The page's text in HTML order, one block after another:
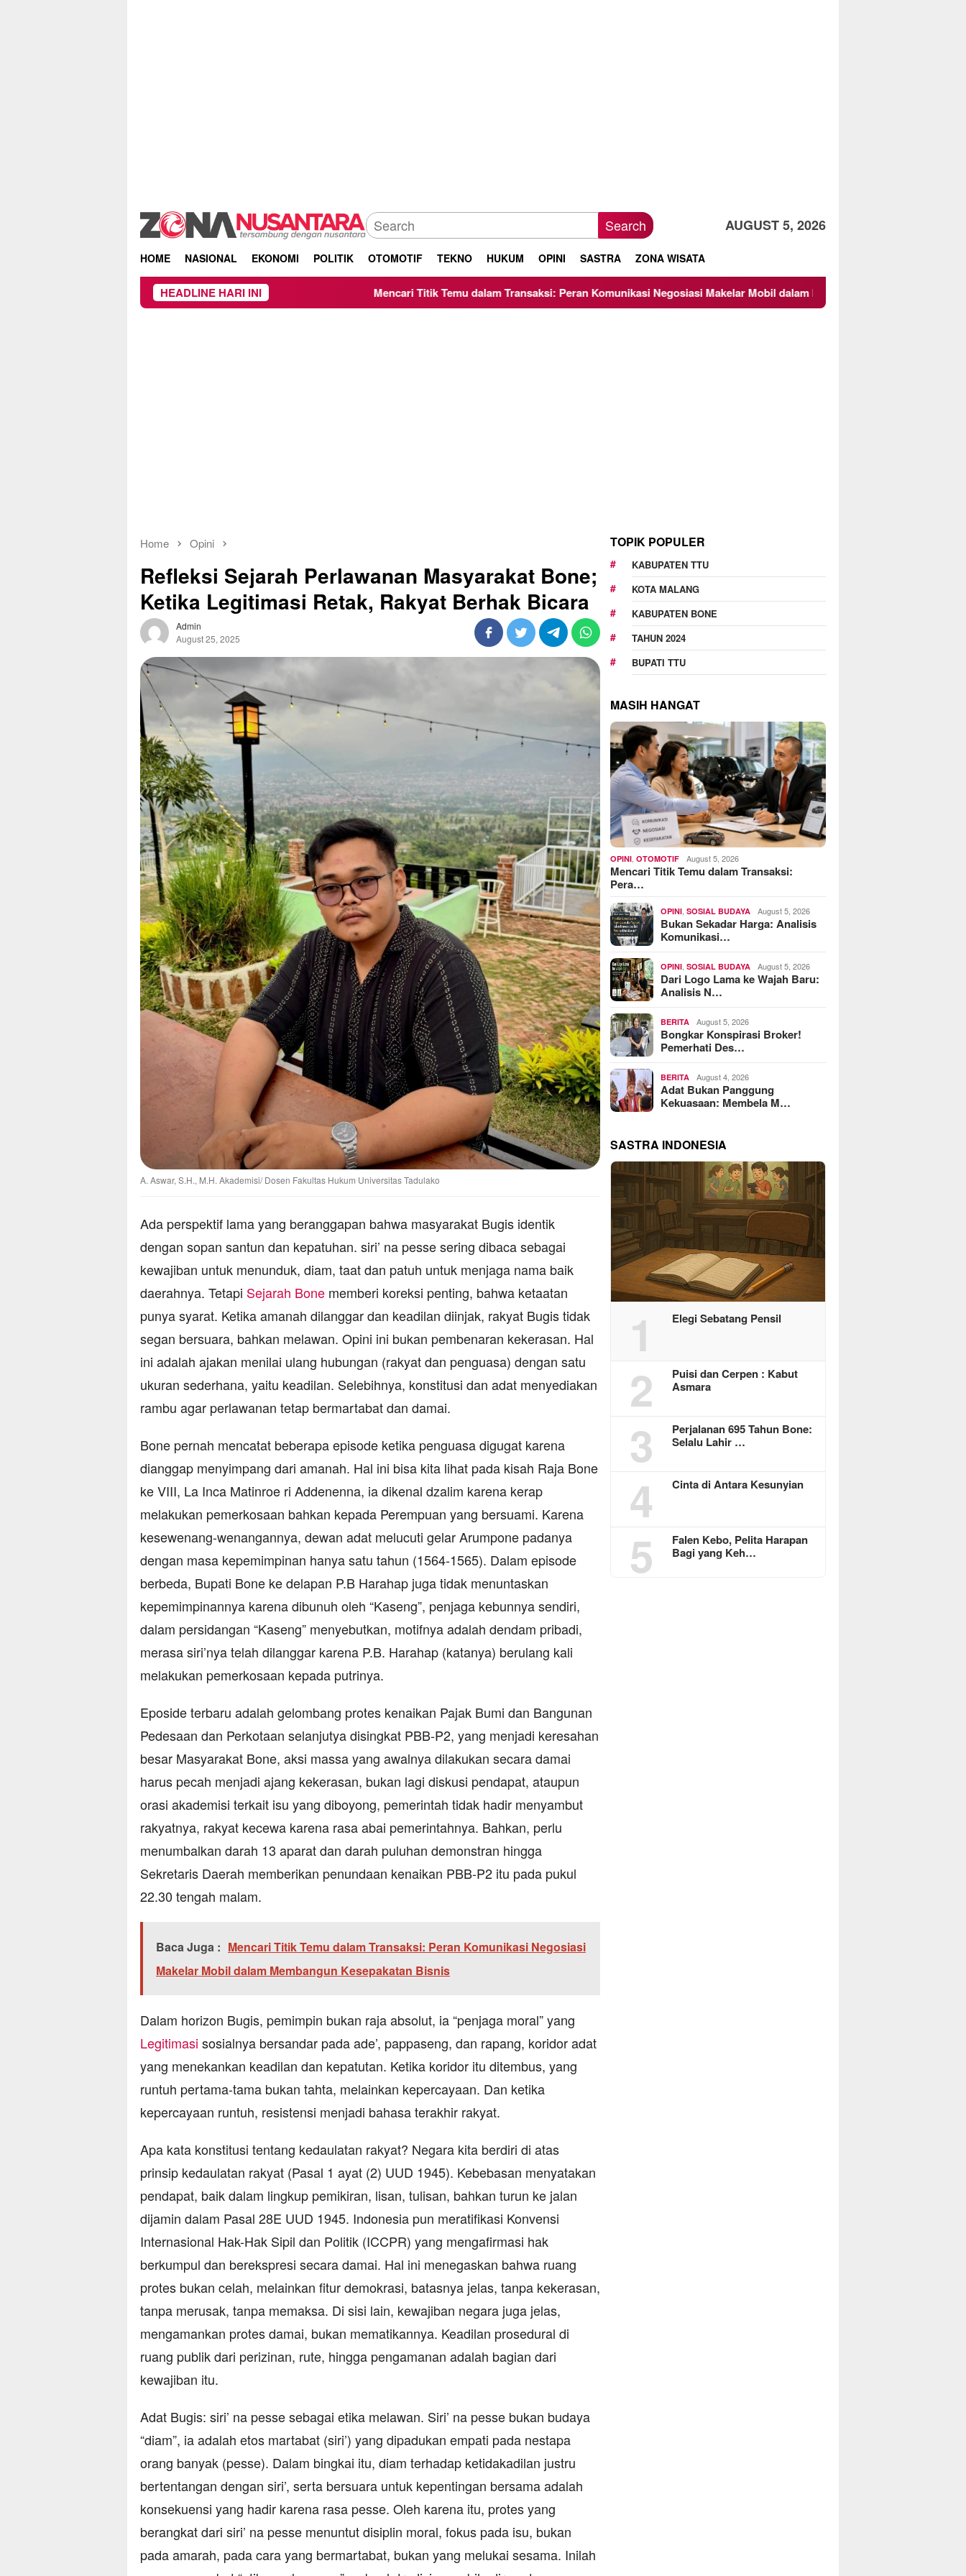
Search AUGUST 5, 2026
HOME NASIONAL EKONOMI POLITIK OTOMOTIF TEKNO HUKUM OPINI SASTRA ZONA WISATA
HEADLINE HARI INIMencari Titik Temu dalam Transaksi: Peran Komunikasi Negosiasi Makelar Mobil dalam Membangun Kesepakatan Bisnis
Home Opini
Refleksi Sejarah Perlawanan Masyarakat Bone;
Ketika Legitimasi Retak, Rakyat Berhak Bicara
Admin
August 25, 2025
A. Aswar, S.H., M.H. Akademisi/ Dosen Fakultas Hukum Universitas Tadulako
Ada perspektif lama yang beranggapan bahwa masyarakat Bugis identik
dengan sopan santun dan kepatuhan. siri’ na pesse sering dibaca sebagai
kewajiban untuk menunduk, diam, taat dan patuh untuk menjaga nama baik
daerahnya. Tetapi Sejarah Bone memberi koreksi penting, bahwa ketaatan
punya syarat. Ketika amanah dilanggar dan keadilan diinjak, rakyat Bugis tidak
segan bersuara, bahkan melawan. Opini ini bukan pembenaran kekerasan. Hal
ini adalah ajakan menilai ulang hubungan (rakyat dan penguasa) dengan satu
ukuran sederhana, yaitu keadilan. Selebihnya, konstitusi dan adat menyediakan
rambu agar perlawanan tetap bermartabat dan damai.
Bone pernah mencatat beberapa episode ketika penguasa digugat karena
dianggap menyimpang dari amanah. Hal ini bisa kita lihat pada kisah Raja Bone
ke VIII, La Inca Matinroe ri Addenenna, ia dikenal dzalim karena kerap
melakukan pemerkosaan bahkan kepada Perempuan yang bersuami. Karena
kesewenang-wenangannya, dewan adat melucuti gelar Arumpone padanya
dengan masa kepemimpinan hanya satu tahun (1564-1565). Dalam episode
berbeda, Bupati Bone ke delapan P.B Harahap juga tidak menuntaskan
kepemimpinannya karena dibunuh oleh “Kaseng”, penjaga kebunnya sendiri,
dalam persidangan “Kaseng” menyebutkan, motifnya adalah dendam pribadi,
merasa siri’nya telah dilanggar karena P.B. Harahap (katanya) berulang kali
melakukan pemerkosaan kepada putrinya.
Eposide terbaru adalah gelombang protes kenaikan Pajak Bumi dan Bangunan
Pedesaan dan Perkotaan selanjutya disingkat PBB-P2, yang menjadi keresahan
besar Masyarakat Bone, aksi massa yang awalnya dilakukan secara damai
harus pecah menjadi ajang kekerasan, bukan lagi diskusi pendapat, ataupun
orasi akademisi terkait isu yang diboyong, pemerintah tidak hadir menyambut
rakyatnya, rakyat kecewa karena rasa abai pemerintahnya. Bahkan, perlu
menumbalkan darah 13 aparat dan darah puluhan demonstran hingga
Sekretaris Daerah memberikan penundaan kenaikan PBB-P2 itu pada pukul
22.30 tengah malam.
Baca Juga : Mencari Titik Temu dalam Transaksi: Peran Komunikasi Negosiasi
Makelar Mobil dalam Membangun Kesepakatan Bisnis
Dalam horizon Bugis, pemimpin bukan raja absolut, ia “penjaga moral” yang
Legitimasi sosialnya bersandar pada ade’, pappaseng, dan rapang, koridor adat
yang menekankan keadilan dan kepatutan. Ketika koridor itu ditembus, yang
runtuh pertama-tama bukan tahta, melainkan kepercayaan. Dan ketika
kepercayaan runtuh, resistensi menjadi bahasa terakhir rakyat.
Apa kata konstitusi tentang kedaulatan rakyat? Negara kita berdiri di atas
prinsip kedaulatan rakyat (Pasal 1 ayat (2) UUD 1945). Kebebasan menyatakan
pendapat, baik dalam lingkup pemikiran, lisan, tulisan, bahkan turun ke jalan
dijamin dalam Pasal 28E UUD 1945. Indonesia pun meratifikasi Konvensi
Internasional Hak-Hak Sipil dan Politik (ICCPR) yang mengafirmasi hak
berkumpul dan berekspresi secara damai. Hal ini menegaskan bahwa ruang
protes bukan celah, melainkan fitur demokrasi, batasnya jelas, tanpa kekerasan,
tanpa merusak, tanpa memaksa. Di sisi lain, kewajiban negara juga jelas,
mengamankan protes damai, bukan mematikannya. Keadilan prosedural di
ruang publik dari perizinan, rute, hingga pengamanan adalah bagian dari
kewajiban itu.
Adat Bugis: siri’ na pesse sebagai etika melawan. Siri’ na pesse bukan budaya
“diam”, ia adalah etos martabat (siri’) yang dipadukan empati pada nestapa
orang banyak (pesse). Dalam bingkai itu, diam terhadap ketidakadilan justru
bertentangan dengan siri’, serta bersuara untuk kepentingan bersama adalah
konsekuensi yang hadir karena rasa pesse. Oleh karena itu, protes yang
berangkat dari siri’ na pesse menuntut disiplin moral, fokus pada isu, bukan
pada amarah, pada cara yang bermartabat, bukan yang melukai sesama. Inilah
TOPIK POPULER
KABUPATEN TTU
KOTA MALANG
KABUPATEN BONE
TAHUN 2024
BUPATI TTU
MASIH HANGAT
OPINI ,OTOMOTIF August 5, 2026
Mencari Titik Temu dalam Transaksi:
Pera…
OPINI ,SOSIAL BUDAYA August 5, 2026
Bukan Sekadar Harga: Analisis
Komunikasi…
OPINI ,SOSIAL BUDAYA August 5, 2026
Dari Logo Lama ke Wajah Baru:
Analisis N…
BERITA August 5, 2026
Bongkar Konspirasi Broker!
Pemerhati Des…
BERITA August 4, 2026
Adat Bukan Panggung
Kekuasaan: Membela M…
SASTRA INDONESIA
1 Elegi Sebatang Pensil
2
Puisi dan Cerpen : Kabut
Asmara
3
Perjalanan 695 Tahun Bone:
Selalu Lahir …
4 Cinta di Antara Kesunyian
5
Falen Kebo, Pelita Harapan
Bagi yang Keh…